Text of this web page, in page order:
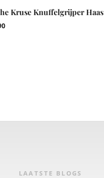
Kruse Knuffelgrijper Haas
LAATSTE BLOGS